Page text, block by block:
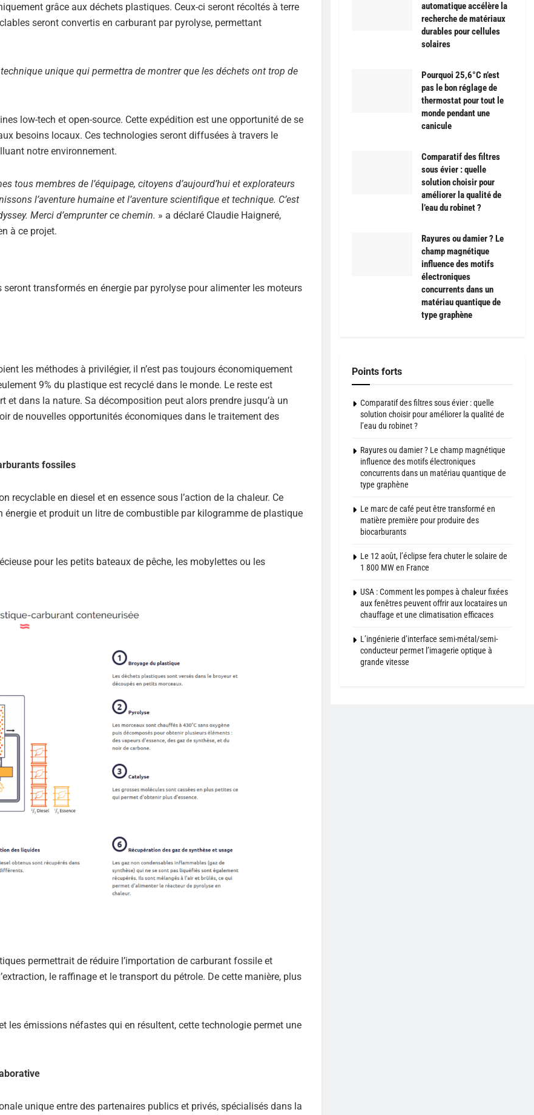
grâce aux déchets plastiques. Ceux-ci seront récoltés à terre
seront convertis en carburant par pyrolyse, permettant
unique qui permettra de montrer que les déchets ont trop de
low-tech et open-source. Cette expédition est une opportunité de se
besoins locaux. Ces technologies seront diffusées à travers le
notre environnement.
tous membres de l’équipage, citoyens d’aujourd’hui et explorateurs
l’aventure humaine et l’aventure scientifique et technique. C’est
Merci d’emprunter ce chemin. » a déclaré Claudie Haigneré,
à ce projet.
transformés en énergie par pyrolyse pour alimenter les moteurs
les méthodes à privilégier, il n’est pas toujours économiquement
9% du plastique est recyclé dans le monde. Le reste est
dans la nature. Sa décomposition peut alors prendre jusqu’à un
de nouvelles opportunités économiques dans le traitement des
fossiles
en diesel et en essence sous l’action de la chaleur. Ce
et produit un litre de combustible par kilogramme de plastique
pour les petits bateaux de pêche, les mobylettes ou les
permettrait de réduire l’importation de carburant fossile et
le raffinage et le transport du pétrole. De cette manière, plus
les émissions néfastes qui en résultent, cette technologie permet une
unique entre des partenaires publics et privés, spécialisés dans la
automatique accélère la
recherche de matériaux
durables pour cellules
solaires
Pourquoi 25,6°C n’est
pas le bon réglage de
thermostat pour tout le
monde pendant une
canicule
Comparatif des filtres
sous évier : quelle
solution choisir pour
améliorer la qualité de
l’eau du robinet ?
Rayures ou damier ? Le
champ magnétique
influence des motifs
électroniques
concurrents dans un
matériau quantique de
type graphène
Points forts
Comparatif des filtres sous évier : quelle
solution choisir pour améliorer la qualité de
l’eau du robinet ?
Rayures ou damier ? Le champ magnétique
influence des motifs électroniques
concurrents dans un matériau quantique de
type graphène
Le marc de café peut être transformé en
matière première pour produire des
biocarburants
Le 12 août, l’éclipse fera chuter le solaire de
1 800 MW en France
USA : Comment les pompes à chaleur fixées
aux fenêtres peuvent offrir aux locataires un
chauffage et une climatisation efficaces
L’ingénierie d’interface semi-métal/semi-
conducteur permet l’imagerie optique à
grande vitesse